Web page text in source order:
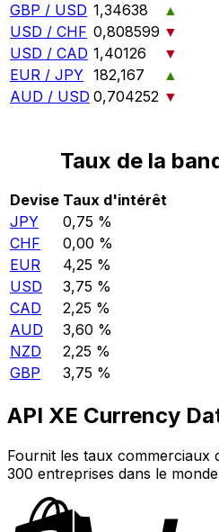
GBP / USD 1,34638
▲
USD / CHF 0,808599 ▼
USD / CAD 1,40126
▼
EUR / JPY 182,167
▲
AUD / USD 0,704252 ▼
Taux de la
Devise Taux d'intérêt
JPY
0,75 %
CHF
0,00 %
EUR
4,25 %
USD
3,75 %
CAD
2,25 %
AUD
3,60 %
NZD
2,25 %
GBP
3,75 %
API XE Currency
Fournit les taux commerciaux
300 entreprises dans le monde